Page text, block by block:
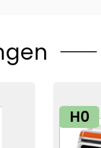
H0